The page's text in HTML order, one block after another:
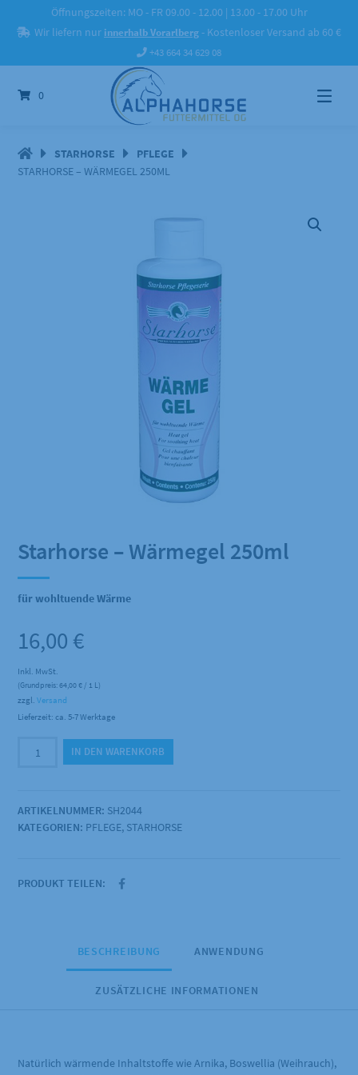
zum
Inhalt
Öffnungszeiten: MO - FR 09.00 - 12.00 | 13.00 - 17.00 Uhr
Wir liefern nur innerhalb Vorarlberg- Kostenloser Versand ab 60 €
+43 664 34 629 08
0
STARHORSE
PFLEGE
STARHORSE – WÄRMEGEL 250ML
Starhorse – Wärmegel 250ml
für wohltuende Wärme
16,00 €
Inkl. MwSt.
(Grundpreis:64,00 € / 1 L)
zzgl.Versand
Lieferzeit: ca. 5-7 Werktage
Starhorse
Menge
IN DEN WARENKORB
ARTIKELNUMMER: SH2044
KATEGORIEN: PFLEGE, STARHORSE
PRODUKT TEILEN:
BESCHREIBUNG ANWENDUNG
ZUSÄTZLICHE INFORMATIONEN
Natürlich wärmende Inhaltstoffe wie Arnika, Boswellia (Weihrauch),